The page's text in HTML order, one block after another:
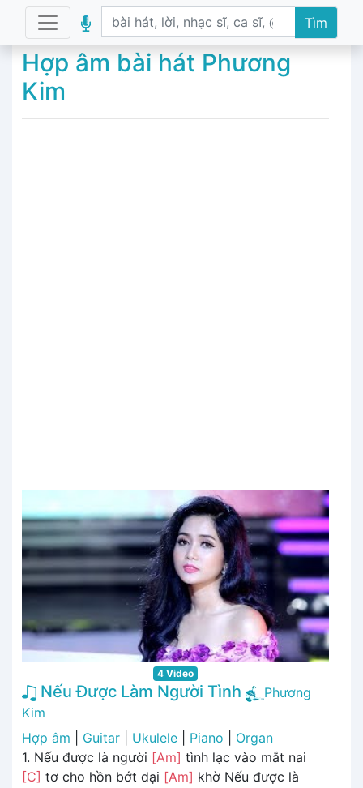
Tìm
Hợp âm bài hát Phương
Kim
4 Video
Nếu Được Làm Người Tình
Phương
Kim
Hợp âm
Guitar Ukulele Piano
Organ
1. Nếu được là người [Am] tình lạc vào mắt nai
[C] tơ cho hồn bớt dại [Am] khờ Nếu được là